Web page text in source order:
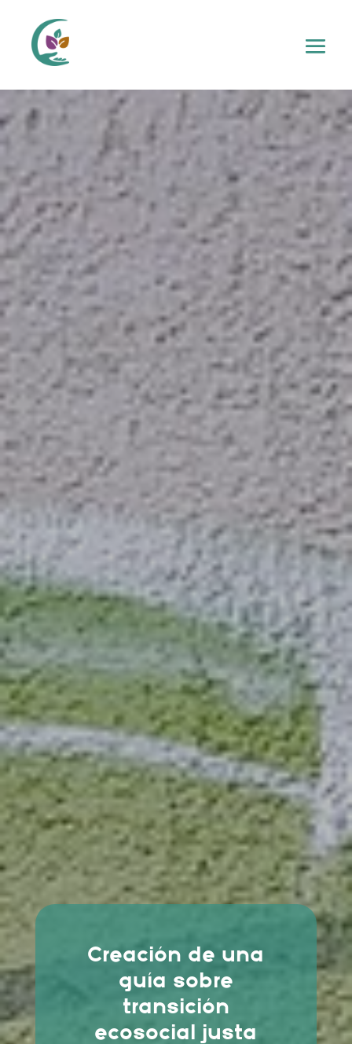
Creación de una
guía sobre
transición
ecosocial justa